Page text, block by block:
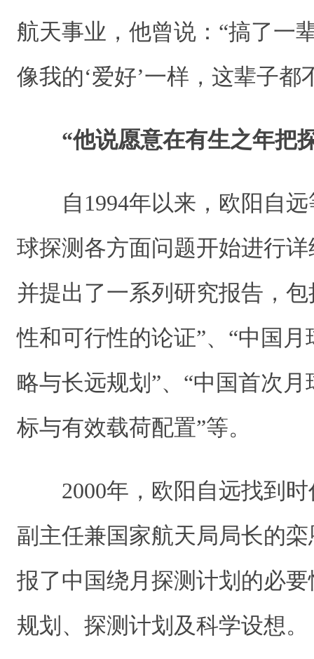
航天事业，他曾说：“搞了一
像我的‘爱好’一样，这辈子都
“他说愿意在有生之年把
自1994年以来，欧阳自远
球探测各方面问题开始进行
并提出了一系列研究报告，
性和可行性的论证”、“中国
略与长远规划”、“中国首次
标与有效载荷配置”等。
2000年，欧阳自远找到时
副主任兼国家航天局局长的
报了中国绕月探测计划的必
规划、探测计划及科学设想。